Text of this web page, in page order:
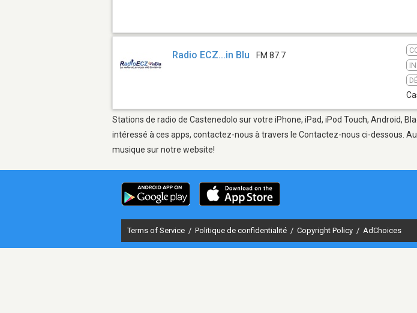
Radio ECZ...in Blu FM 87.7
Stations de radio de Castenedolo sur votre iPhone, iPad, iPod Touch, Android,
intéressé à ces apps, contactez-nous à travers le Contactez-nous ci-dessous.
musique sur notre website!
Terms of Service / Politique de confidentialité / Copyright Policy / AdChoices